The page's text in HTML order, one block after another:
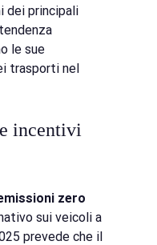
dei principali
le sue
trasporti nel
incentivi
zero
sui veicoli a
prevede che il